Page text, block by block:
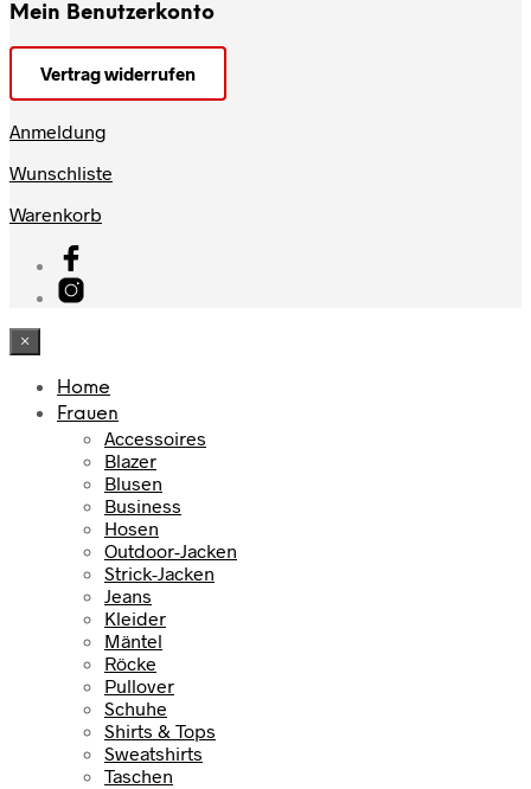
Mein Benutzerkonto
Vertrag widerrufen
Anmeldung
Wunschliste
Warenkorb
×
Home
Frauen
Accessoires
Blazer
Blusen
Business
Hosen
Outdoor-Jacken
Strick-Jacken
Jeans
Kleider
Mäntel
Röcke
Pullover
Schuhe
Shirts & Tops
Sweatshirts
Taschen